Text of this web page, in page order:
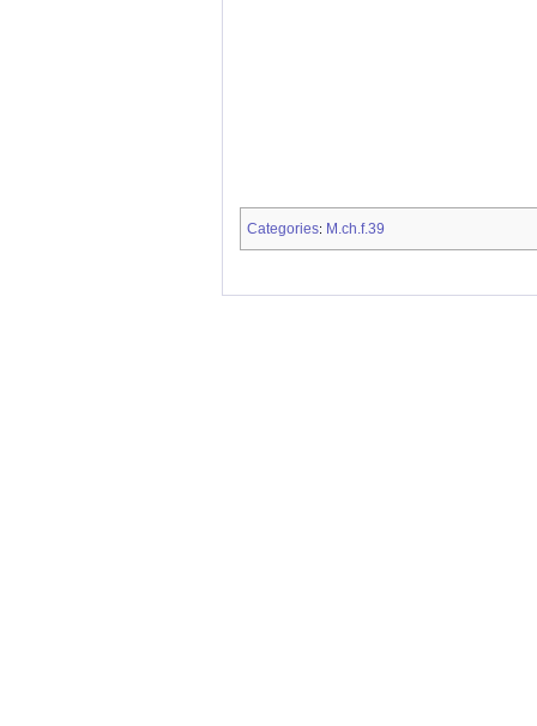
Categories: M.ch.f.39